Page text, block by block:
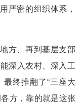
严密的组织体系，
方、再到基层支部
深入农村、深入工
终推翻了“三座大
方，靠的就是这张